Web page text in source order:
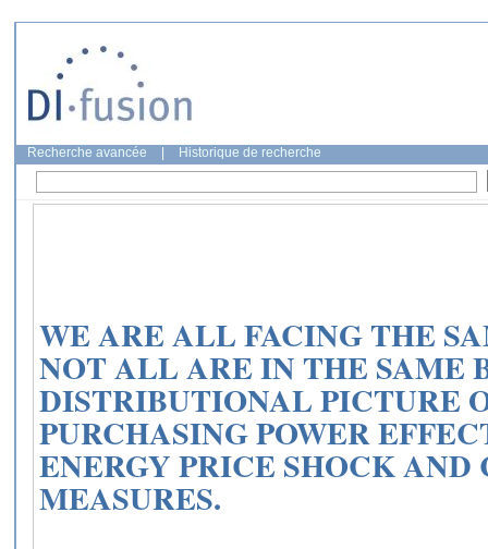
Recherche avancée Historique de recherche
WE ARE ALL FACING THE
NOT ALL ARE IN THE SAME
DISTRIBUTIONAL PICTURE
PURCHASING POWER
ENERGY PRICE SHOCK AND
MEASURES.